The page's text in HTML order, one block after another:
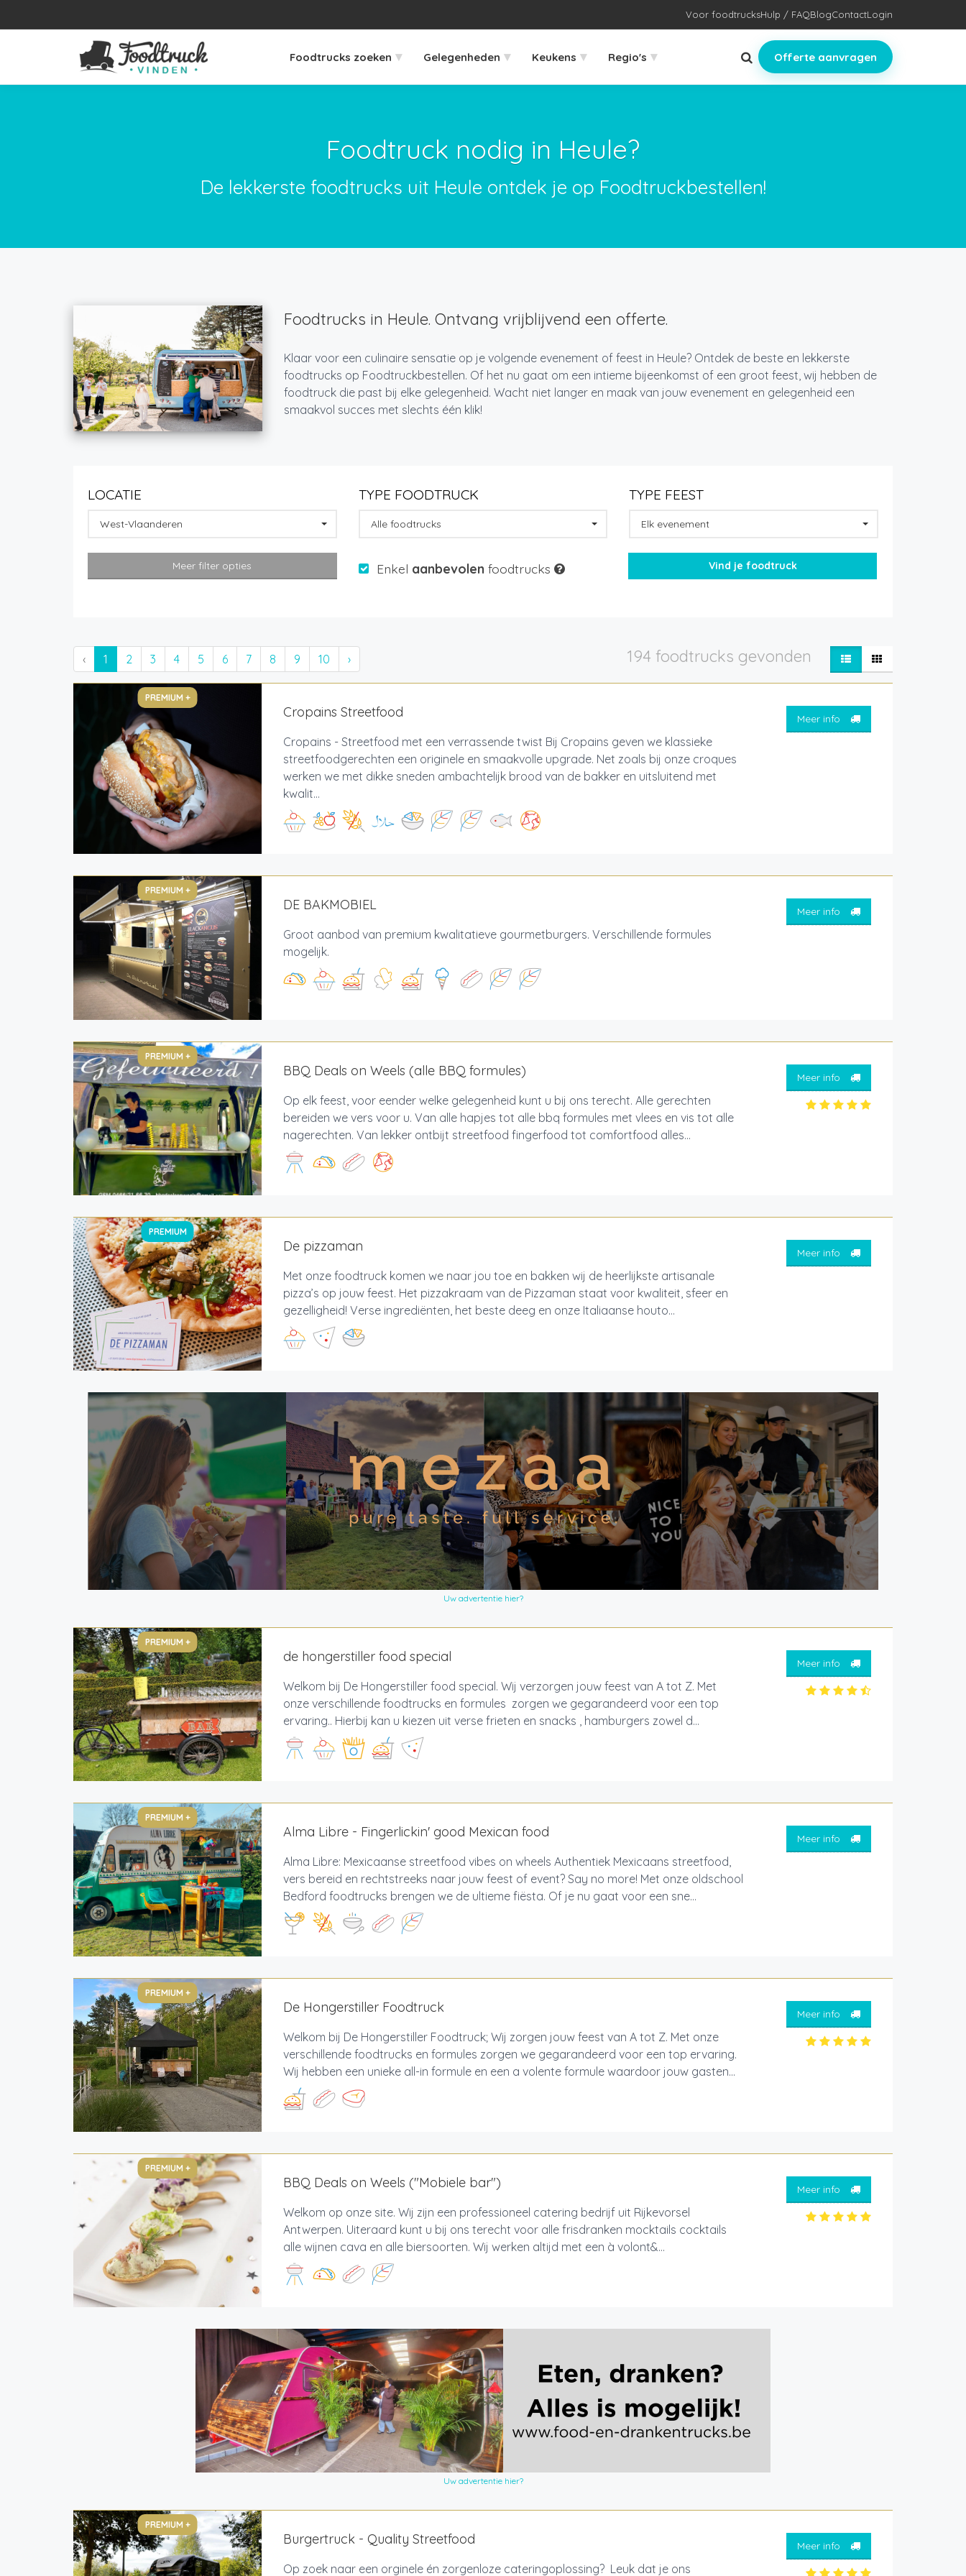
Voor foodtrucksHulp / FAQBlogContactLogin
Foodtrucks zoeken ▾ Gelegenheden ▾ Keukens ▾ Regio's ▾ Offerte aanvragen
Foodtruck nodig in Heule?
De lekkerste foodtrucks uit Heule ontdek je op Foodtruckbestellen!
Foodtrucks in Heule. Ontvang vrijblijvend een offerte.
Klaar voor een culinaire sensatie op je volgende evenement of feest in Heule? Ontdek de beste en lekkerste
foodtrucks op Foodtruckbestellen. Of het nu gaat om een intieme bijeenkomst of een groot feest, wij hebben de
foodtruck die past bij elke gelegenheid. Wacht niet langer en maak van jouw evenement en gelegenheid een
smaakvol succes met slechts één klik!
LOCATIE
West-Vlaanderen
TYPE FOODTRUCK
Alle foodtrucks
TYPE FEEST
Elk evenement
Meer filter opties Enkel aanbevolen foodtrucks
‹ 1 2 3 4 5 6 7 8 9 10 › 194 foodtrucks gevonden
PREMIUM +
Cropains Streetfood
Cropains - Streetfood met een verrassende twist Bij Cropains geven we klassieke
streetfoodgerechten een originele en smaakvolle upgrade. Net zoals bij onze croques
werken we met dikke sneden ambachtelijk brood van de bakker en uitsluitend met
kwalit...
Meer info
PREMIUM +
DE BAKMOBIEL
Groot aanbod van premium kwalitatieve gourmetburgers. Verschillende formules
mogelijk.
Meer info
PREMIUM +
BBQ Deals on Weels (alle BBQ formules)
Op elk feest, voor eender welke gelegenheid kunt u bij ons terecht. Alle gerechten
bereiden we vers voor u. Van alle hapjes tot alle bbq formules met vlees en vis tot alle
nagerechten. Van lekker ontbijt streetfood fingerfood tot comfortfood alles...
Meer info
PREMIUM
De pizzaman
Met onze foodtruck komen we naar jou toe en bakken wij de heerlijkste artisanale
pizza’s op jouw feest. Het pizzakraam van de Pizzaman staat voor kwaliteit, sfeer en
gezelligheid! Verse ingrediënten, het beste deeg en onze Italiaanse houto...
Meer info
Uw advertentie hier?
PREMIUM +
de hongerstiller food special
Welkom bij De Hongerstiller food special. Wij verzorgen jouw feest van A tot Z. Met
onze verschillende foodtrucks en formules zorgen we gegarandeerd voor een top
ervaring.. Hierbij kan u kiezen uit verse frieten en snacks , hamburgers zowel d...
Meer info
PREMIUM +
Alma Libre - Fingerlickin' good Mexican food
Alma Libre: Mexicaanse streetfood vibes on wheels Authentiek Mexicaans streetfood,
vers bereid en rechtstreeks naar jouw feest of event? Say no more! Met onze oldschool
Bedford foodtrucks brengen we de ultieme fiësta. Of je nu gaat voor een sne...
Meer info
PREMIUM +
De Hongerstiller Foodtruck
Welkom bij De Hongerstiller Foodtruck; Wij zorgen jouw feest van A tot Z. Met onze
verschillende foodtrucks en formules zorgen we gegarandeerd voor een top ervaring.
Wij hebben een unieke all-in formule en een a volente formule waardoor jouw gasten...
Meer info
PREMIUM +
BBQ Deals on Weels ("Mobiele bar")
Welkom op onze site. Wij zijn een professioneel catering bedrijf uit Rijkevorsel
Antwerpen. Uiteraard kunt u bij ons terecht voor alle frisdranken mocktails cocktails
alle wijnen cava en alle biersoorten. Wij werken altijd met een à volont&...
Meer info
Uw advertentie hier?
PREMIUM +
Burgertruck - Quality Streetfood
Op zoek naar een orginele én zorgenloze cateringoplossing? Leuk dat je ons
Meer info